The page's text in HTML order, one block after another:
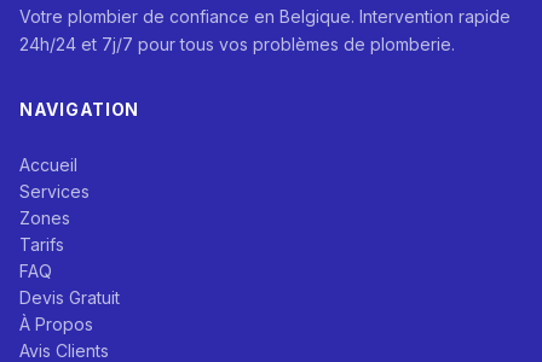
Votre plombier de confiance en Belgique. Intervention rapide
24h/24 et 7j/7 pour tous vos problèmes de plomberie.
NAVIGATION
Accueil
Services
Zones
Tarifs
FAQ
Devis Gratuit
À Propos
Avis Clients